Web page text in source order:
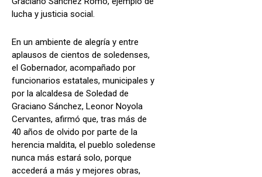
lucha y justicia social.
En un ambiente de alegría y entre
aplausos de cientos de soledenses,
el Gobernador, acompañado por
funcionarios estatales, municipales y
por la alcaldesa de Soledad de
Graciano Sánchez, Leonor Noyola
Cervantes, afirmó que, tras más de
40 años de olvido por parte de la
herencia maldita, el pueblo soledense
nunca más estará solo, porque
accederá a más y mejores obras,